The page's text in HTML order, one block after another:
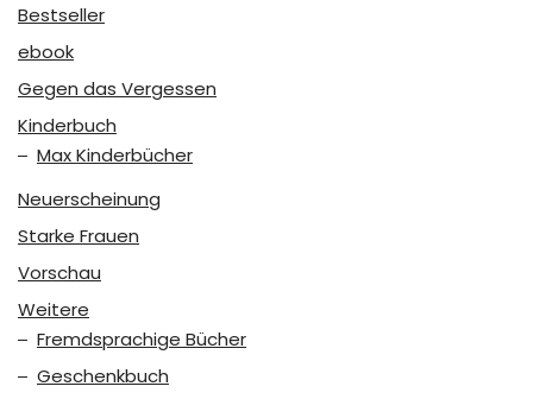
Bestseller
ebook
Gegen das Vergessen
Kinderbuch
Max Kinderbücher
Neuerscheinung
Starke Frauen
Vorschau
Weitere
Fremdsprachige Bücher
Geschenkbuch